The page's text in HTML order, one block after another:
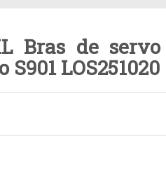
Bras de
S901 LOS251020